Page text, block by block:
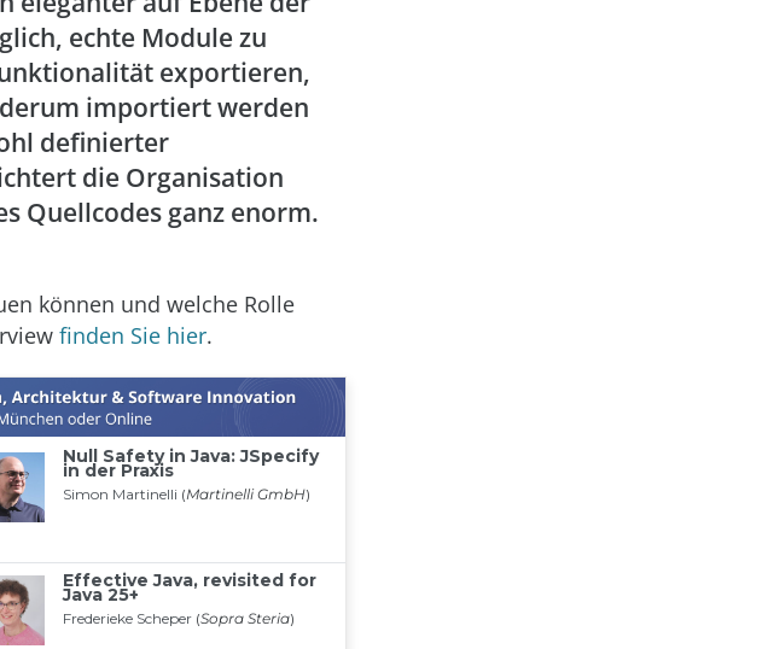
echte Module zu
exportieren,
importiert werden
definierter
die Organisation
Quellcodes ganz enorm.
können und welche Rolle
finden Sie hier.